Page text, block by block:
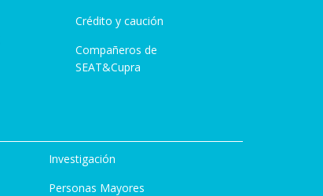
Crédito y caución
Compañeros de
SEAT&Cupra
Investigación
Personas Mayores